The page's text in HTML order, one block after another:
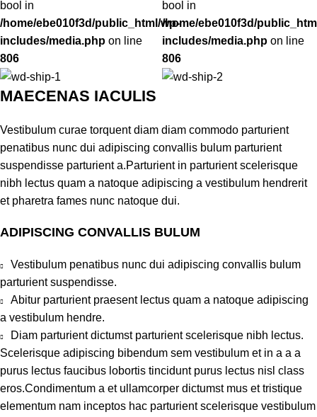
bool in
/home/ebe010f3d/public_html/wp-
includes/media.php on line
806
bool in
/home/ebe010f3d/
includes/media.php on line
806
MAECENAS IACULIS
Vestibulum curae torquent diam diam commodo parturient
penatibus nunc dui adipiscing convallis bulum parturient
suspendisse parturient a.Parturient in parturient scelerisque
nibh lectus quam a natoque adipiscing a vestibulum hendrerit
et pharetra fames nunc natoque dui.
ADIPISCING CONVALLIS BULUM
Vestibulum penatibus nunc dui adipiscing convallis bulum
parturient suspendisse.
Abitur parturient praesent lectus quam a natoque adipiscing
a vestibulum hendre.
Diam parturient dictumst parturient scelerisque nibh lectus.
Scelerisque adipiscing bibendum sem vestibulum et in a a a
purus lectus faucibus lobortis tincidunt purus lectus nisl class
eros.Condimentum a et ullamcorper dictumst mus et tristique
elementum nam inceptos hac parturient scelerisque vestibulum